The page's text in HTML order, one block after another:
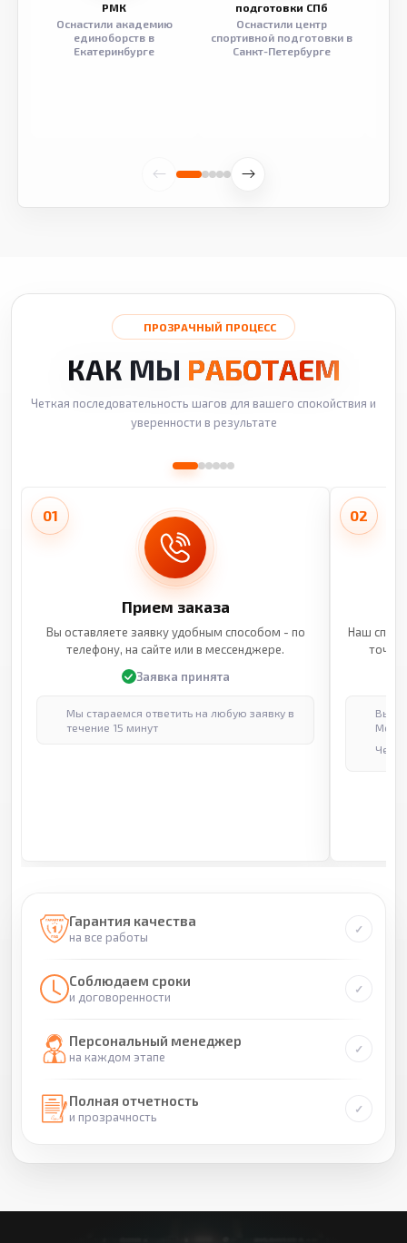
РМК
Оснастили академию
единоборств в
Екатеринбурге
подготовки СПб
Оснастили центр
спортивной подготовки в
Санкт-Петербурге
ПРОЗРАЧНЫЙ ПРОЦЕСС
КАК МЫ РАБОТАЕМ
Четкая последовательность шагов для вашего спокойствия и
уверенности в результате
01
Прием заказа
Вы оставляете заявку удобным способом - по
телефону, на сайте или в мессенджере.
Заявка принята
Мы стараемся ответить на любую заявку в
течение 15 минут
02
Наш
Гарантия качества
на все работы
Соблюдаем сроки
и договоренности
Персональный менеджер
на каждом этапе
Полная отчетность
и прозрачность